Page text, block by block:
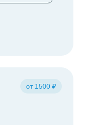
от 1500 ₽